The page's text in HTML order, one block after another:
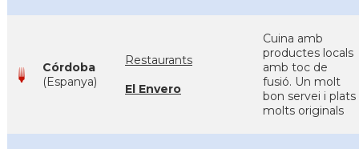
Córdoba
(Espanya)
Restaurants
El Envero
Cuina amb
productes locals
amb toc de
fusió. Un molt
bon servei i plats
molts originals